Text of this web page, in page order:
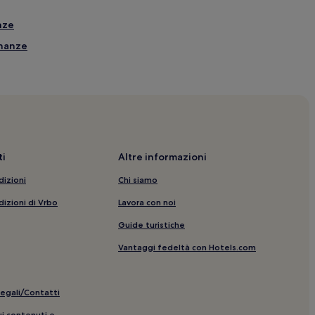
nelle vicinanze
nelle vicinanze
di Vrbo
Contatti
Altre informazioni
Chi siamo
Lavora con noi
Guide turistiche
Vantaggi fedeltà con Hotels.com